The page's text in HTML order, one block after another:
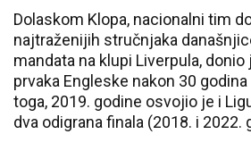
Dolaskom Klopa, nacionalni tim
najtraženijih stručnjaka
mandata na klupi Liverpula,
prvaka Engleske nakon 30
toga, 2019. godine osvojio je i
dva odigrana finala (2018. i 2022.